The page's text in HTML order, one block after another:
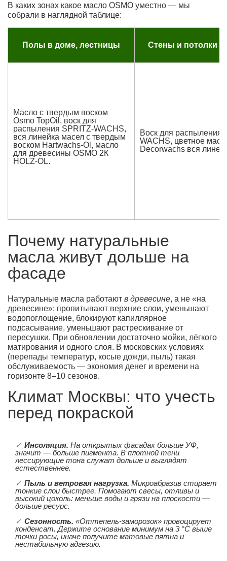
В каких зонах какое масло OSMO уместно — мы
собрали в наглядной таблице:
Полы в доме, лестницы Стены и потолки
Масло с твердым воском
Osmo TopOil, воск для
распыления SPRITZ-WACHS,
вся линейка масел с твердым
воском Hartwachs-Ol, масло
для древесины OSMO 2К
HOLZ-OL.
Воск для распыления
WACHS, цветное
Decorwachs вся
Почему натуральные
масла живут дольше на
фасаде
Натуральные масла работают в древесине, а не «на
древесине»: пропитывают верхние слои, уменьшают
водопоглощение, блокируют капиллярное
подсасывание, уменьшают растрескивание от
пересушки. При обновлении достаточно мойки, лёгкого
матирования и одного слоя. В московских условиях
(перепады температур, косые дожди, пыль) такая
обслуживаемость — экономия денег и времени на
горизонте 8–10 сезонов.
Климат Москвы: что учесть
перед покраской
Инсоляция. На открытых фасадах больше УФ,
значит — больше пигмента. В плотной тени
лессирующие тона служат дольше и выглядят
естественнее.
Пыль и ветровая нагрузка. Микроабразив стирает
тонкие слои быстрее. Помогают свесы, отливы и
высокий цоколь: меньше воды и грязи на плоскости —
дольше ресурс.
Сезонность. «Оттепель-заморозок» провоцирует
конденсат. Держите основание минимум на 3 °C выше
точки росы, иначе получите матовые пятна и
нестабильную адгезию.